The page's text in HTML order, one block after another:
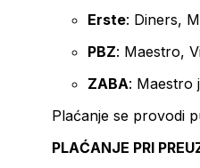
Erste: Diners,
PBZ: Maestro,
ZABA: Maestro
Plaćanje se provodi
PLAĆANJE PRI